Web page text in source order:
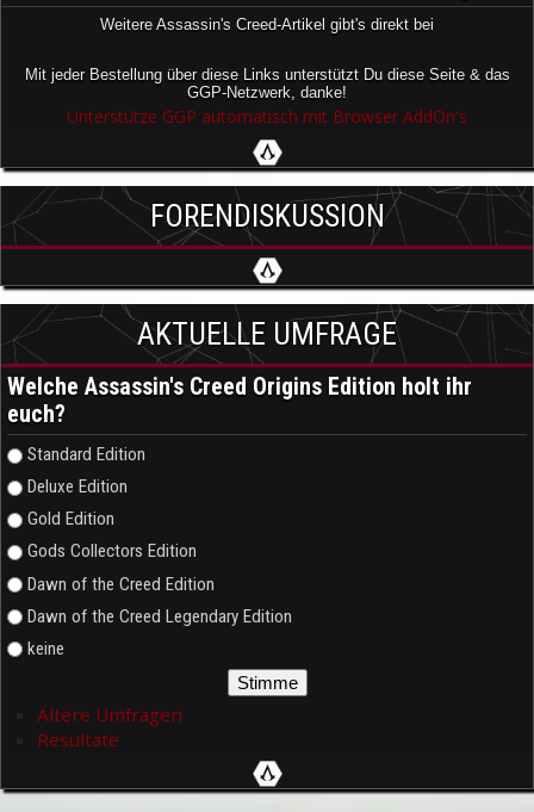
Weitere Assassin's Creed-Artikel gibt's direkt bei
Mit jeder Bestellung über diese Links unterstützt Du diese Seite & das
GGP-Netzwerk, danke!
Unterstütze GGP automatisch mit Browser AddOn's
FORENDISKUSSION
AKTUELLE UMFRAGE
Welche Assassin's Creed Origins Edition holt ihr
euch?
Auswahlmöglichkeiten
Standard Edition
Deluxe Edition
Gold Edition
Gods Collectors Edition
Dawn of the Creed Edition
Dawn of the Creed Legendary Edition
keine
Ältere Umfragen
Resultate